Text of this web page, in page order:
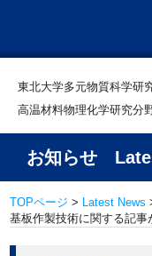
東北大学多元物質科学研
高温材料物理化学研究分
お知らせ
TOPページ > Latest News
基板作製技術に関する記事